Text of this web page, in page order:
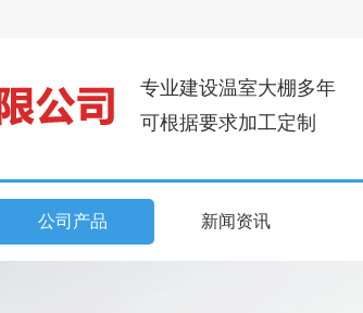
专业建设温室大棚多年
可根据要求加工定制
公司产品
公司产品
新闻资讯
新闻资讯